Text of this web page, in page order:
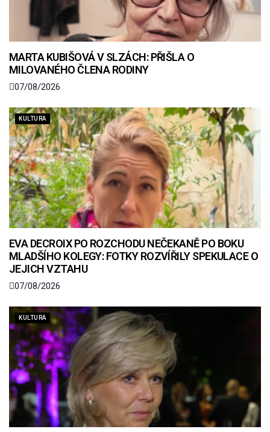
MARTA KUBIŠOVÁ V SLZÁCH: PŘIŠLA O
MILOVANÉHO ČLENA RODINY
07/08/2026
KULTURA
EVA DECROIX PO ROZCHODU NEČEKANĚ PO BOKU
MLADŠÍHO KOLEGY: FOTKY ROZVÍŘILY SPEKULACE O
JEJICH VZTAHU
07/08/2026
KULTURA